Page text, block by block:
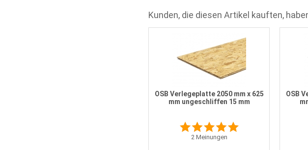
Kunden, die diesen Artikel kauften,
OSB Verlegeplatte 2050 mm x 625
mm ungeschliffen 15 mm
2 Meinungen
OSB